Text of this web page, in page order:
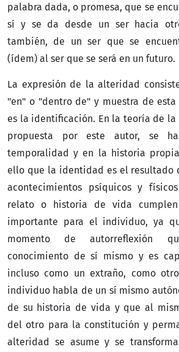
palabra dada, o promesa, que se
sí y se da desde un ser hacia
también, de un ser que se
(ídem) al ser que se será en un futuro.
La expresión de la alteridad
"en" o "dentro de" y muestra de
es la identificación. En la teoría de
propuesta por este autor, se
temporalidad y en la historia
ello que la identidad es el resultado
acontecimientos psíquicos y
relato o historia de vida
importante para el individuo, ya
momento de autorreflexión
conocimiento de sí mismo y es
incluso como un extraño, como
individuo habla de un sí mismo
de su historia de vida y que al
del otro para la constitución y
alteridad se asume y se